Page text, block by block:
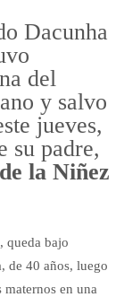
Dacunha
del
y salvo
jueves,
su padre,
la Niñez
queda bajo
de 40 años, luego
maternos en una